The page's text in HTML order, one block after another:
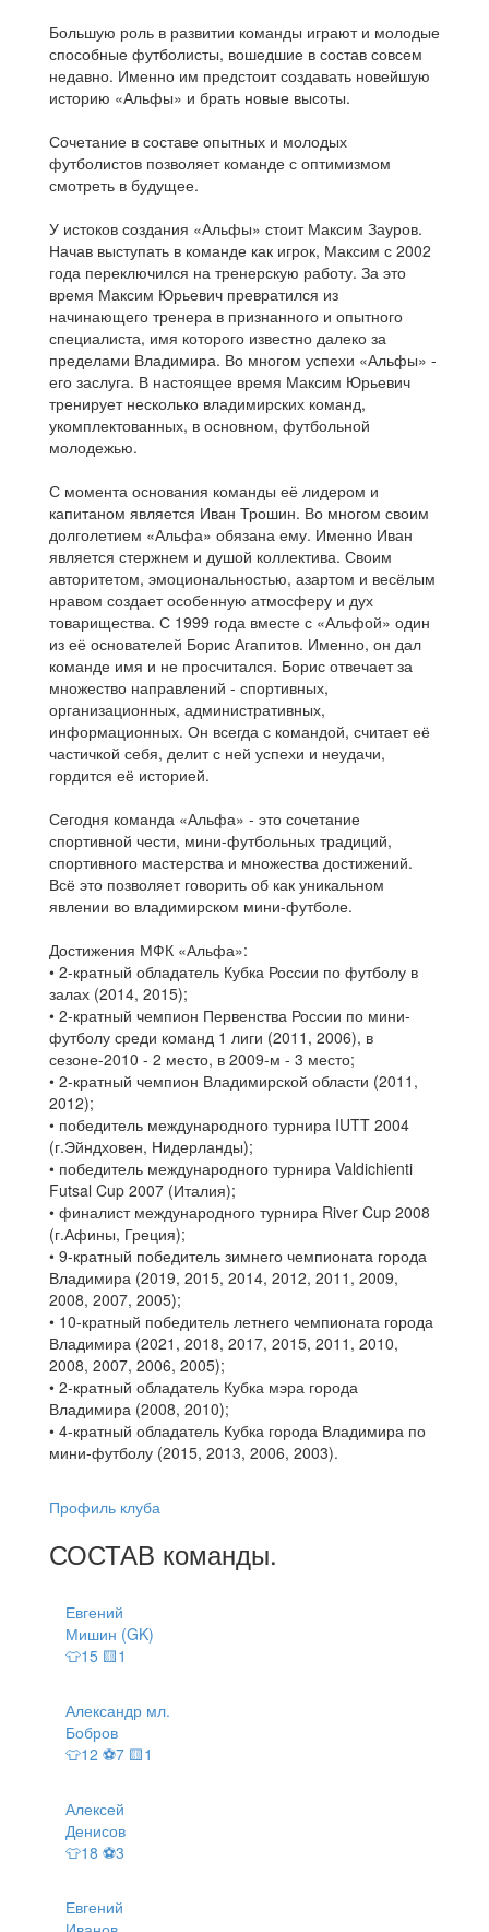
Большую роль в развитии команды играют и молодые
способные футболисты, вошедшие в состав совсем
недавно. Именно им предстоит создавать новейшую
историю «Альфы» и брать новые высоты.
Сочетание в составе опытных и молодых
футболистов позволяет команде с оптимизмом
смотреть в будущее.
У истоков создания «Альфы» стоит Максим Зауров.
Начав выступать в команде как игрок, Максим с 2002
года переключился на тренерскую работу. За это
время Максим Юрьевич превратился из
начинающего тренера в признанного и опытного
специалиста, имя которого известно далеко за
пределами Владимира. Во многом успехи «Альфы» -
его заслуга. В настоящее время Максим Юрьевич
тренирует несколько владимирских команд,
укомплектованных, в основном, футбольной
молодежью.
С момента основания команды её лидером и
капитаном является Иван Трошин. Во многом своим
долголетием «Альфа» обязана ему. Именно Иван
является стержнем и душой коллектива. Своим
авторитетом, эмоциональностью, азартом и весёлым
нравом создает особенную атмосферу и дух
товарищества. С 1999 года вместе с «Альфой» один
из её основателей Борис Агапитов. Именно, он дал
команде имя и не просчитался. Борис отвечает за
множество направлений - спортивных,
организационных, административных,
информационных. Он всегда с командой, считает её
частичкой себя, делит с ней успехи и неудачи,
гордится её историей.
Сегодня команда «Альфа» - это сочетание
спортивной чести, мини-футбольных традиций,
спортивного мастерства и множества достижений.
Всё это позволяет говорить об как уникальном
явлении во владимирском мини-футболе.
Достижения МФК «Альфа»:
• 2-кратный обладатель Кубка России по футболу в
залах (2014, 2015);
• 2-кратный чемпион Первенства России по мини-
футболу среди команд 1 лиги (2011, 2006), в
сезоне-2010 - 2 место, в 2009-м - 3 место;
• 2-кратный чемпион Владимирской области (2011,
2012);
• победитель международного турнира IUTT 2004
(г.Эйндховен, Нидерланды);
• победитель международного турнира Valdichienti
Futsal Cup 2007 (Италия);
• финалист международного турнира River Cup 2008
(г.Афины, Греция);
• 9-кратный победитель зимнего чемпионата города
Владимира (2019, 2015, 2014, 2012, 2011, 2009,
2008, 2007, 2005);
• 10-кратный победитель летнего чемпионата города
Владимира (2021, 2018, 2017, 2015, 2011, 2010,
2008, 2007, 2006, 2005);
• 2-кратный обладатель Кубка мэра города
Владимира (2008, 2010);
• 4-кратный обладатель Кубка города Владимира по
мини-футболу (2015, 2013, 2006, 2003).
Профиль клуба
СОСТАВ команды.
Евгений
Мишин (GK)
👕15 🟨1
Александр мл.
Бобров
👕12 ⚽7 🟨1
Алексей
Денисов
👕18 ⚽3
Евгений